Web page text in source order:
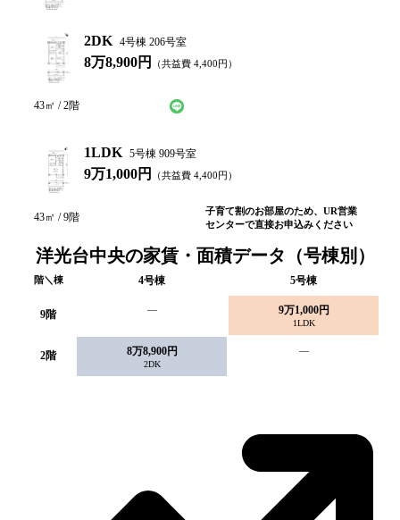
2DK 4号棟 206号室
8万8,900円 （共益費 4,400円）
43㎡ /2階
1LDK 5号棟 909号室
9万1,000円 （共益費 4,400円）
43㎡ /9階
子育て割のお部屋のため、UR営業
センターで直接お申込みください
洋光台中央の家賃・面積データ（号棟別）
階＼棟 4号棟 5号棟
9階 — 9万1,000円
1LDK
2階 8万8,900円
2DK
—